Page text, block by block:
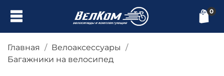
0
Главная
Велоаксессуары
Багажники на велосипед